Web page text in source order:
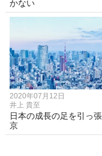
かない
2020年07月12日
井上 貴至
日本の成長の足を引っ
京